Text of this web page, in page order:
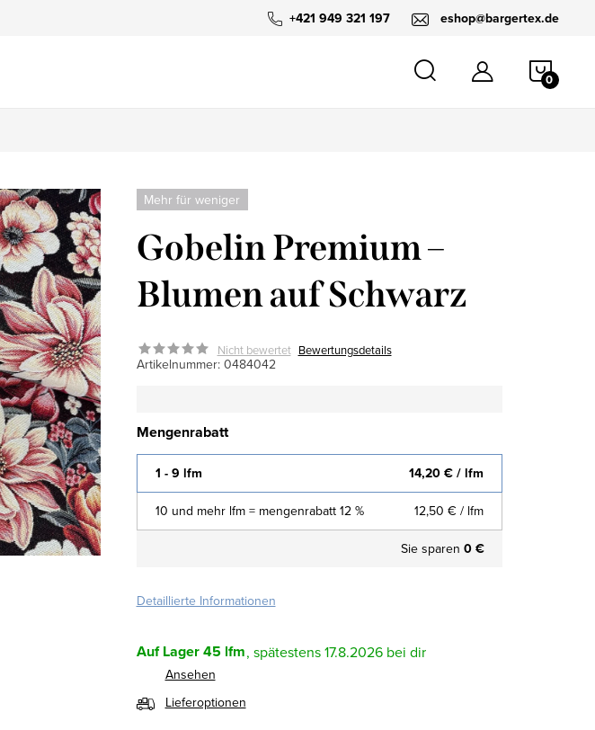
+421 949 321 197 eshop@bargertex.de
Mehr für weniger
Gobelin Premium –
Blumen auf Schwarz
Nicht bewertet Bewertungsdetails
Artikelnummer: 0484042
Mengenrabatt
1 - 9 lfm 14,20 €/ lfm
10 und mehr lfm = mengenrabatt 12 % 12,50 € / lfm
Sie sparen 0 €
Detaillierte Informationen
Auf Lager45 lfm 17.8.2026
Ansehen
Lieferoptionen